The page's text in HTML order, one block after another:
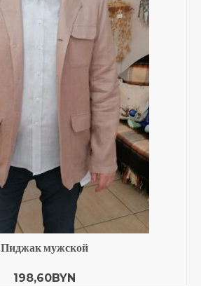
Пиджак мужской
198,60BYN